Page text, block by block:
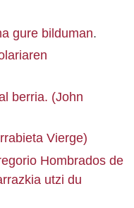
gure bilduman.
berria. (John
Vierge)
Hombrados de
utzi du